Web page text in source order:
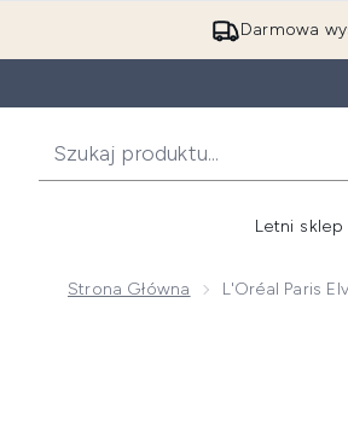
Darmowa
Letni sklep
Strona Główna L'Oréal Paris